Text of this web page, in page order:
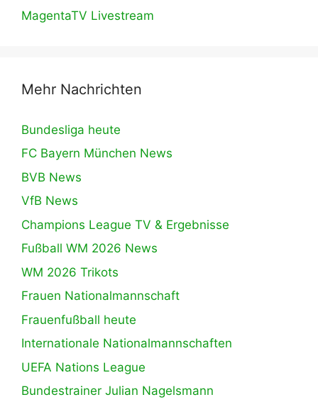
MagentaTV Livestream
Mehr Nachrichten
Bundesliga heute
FC Bayern München News
BVB News
VfB News
Champions League TV & Ergebnisse
Fußball WM 2026 News
WM 2026 Trikots
Frauen Nationalmannschaft
Frauenfußball heute
Internationale Nationalmannschaften
UEFA Nations League
Bundestrainer Julian Nagelsmann